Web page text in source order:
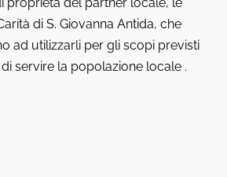
proprietà del partner locale, le
di S. Giovanna Antida, che
ad utilizzarli per gli scopi previsti
servire la popolazione locale .